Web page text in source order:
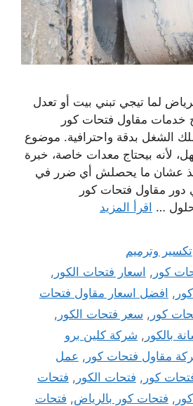
لما تيجي تبني بيت أو تعدل
خدمات مقاول فتحات كور
الشغل بدقة واحترافية. موضوع
لأنه بيحتاج معدات خاصة، خبرة
عشان ما يحصلش أي ضرر في
دور مقاول فتحات كور
حلول … اقرأ المزيد
تكسير وترميم
كور , اسعار فتحات الكور ,
, افضل اسعار مقاول فتحات
كور , سعر فتحات الكور ,
بالكور , شركة كلين برو
مقاول فتحات كور , عمل
كور , فتحات الكور , فتحات
, فتحات كور بالرياض, فتحات